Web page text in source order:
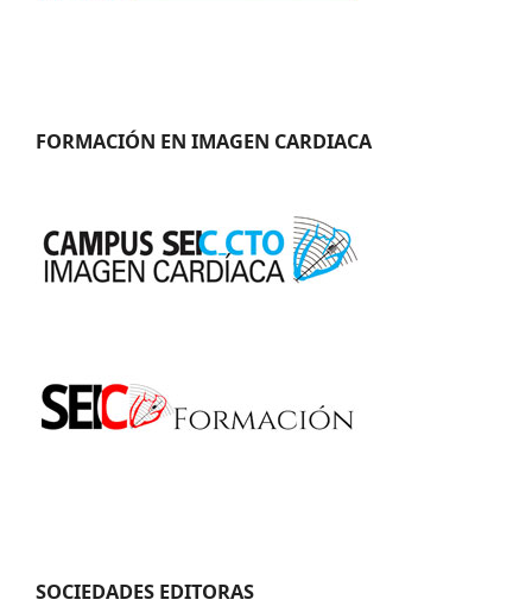
FORMACIÓN EN IMAGEN CARDIACA
SOCIEDADES EDITORAS